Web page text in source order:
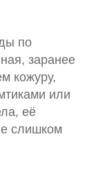
по
заранее
кожуру,
или
её
слишком